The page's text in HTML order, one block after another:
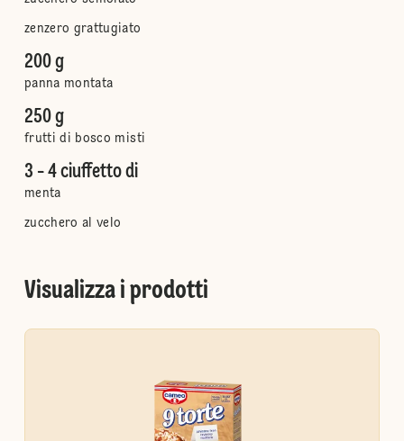
zenzero grattugiato
200 g
panna montata
250 g
frutti di bosco misti
3 - 4 ciuffetto di
menta
zucchero al velo
Visualizza i prodotti